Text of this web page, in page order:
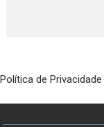
Política de Privacidade